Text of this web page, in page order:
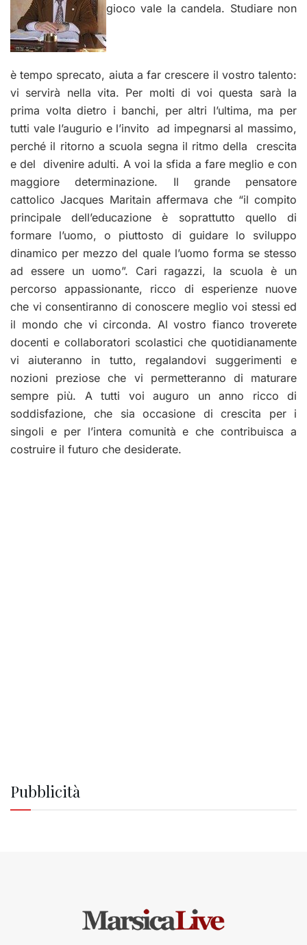
gioco vale la candela. Studiare non
è tempo sprecato, aiuta a far crescere il vostro talento:
vi servirà nella vita. Per molti di voi questa sarà la
prima volta dietro i banchi, per altri l’ultima, ma per
tutti vale l’augurio e l’invito ad impegnarsi al massimo,
perché il ritorno a scuola segna il ritmo della crescita
e del divenire adulti. A voi la sfida a fare meglio e con
maggiore determinazione. Il grande pensatore
cattolico Jacques Maritain affermava che “il compito
principale dell’educazione è soprattutto quello di
formare l’uomo, o piuttosto di guidare lo sviluppo
dinamico per mezzo del quale l’uomo forma se stesso
ad essere un uomo”. Cari ragazzi, la scuola è un
percorso appassionante, ricco di esperienze nuove
che vi consentiranno di conoscere meglio voi stessi ed
il mondo che vi circonda. Al vostro fianco troverete
docenti e collaboratori scolastici che quotidianamente
vi aiuteranno in tutto, regalandovi suggerimenti e
nozioni preziose che vi permetteranno di maturare
sempre più. A tutti voi auguro un anno ricco di
soddisfazione, che sia occasione di crescita per i
singoli e per l’intera comunità e che contribuisca a
costruire il futuro che desiderate.
Pubblicità